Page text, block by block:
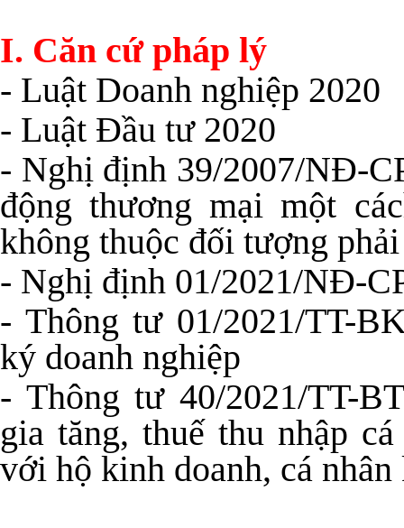
I. Căn cứ pháp lý
- Luật Doanh nghiệp 2020
- Luật Đầu tư 2020
- Nghị định 39/2007/NĐ-
động thương mại một
không thuộc đối tượng
- Nghị định 01/2021/NĐ-
- Thông tư 01/2021/TT-
ký doanh nghiệp
- Thông tư 40/2021/TT-
gia tăng, thuế thu nhập
với hộ kinh doanh, cá